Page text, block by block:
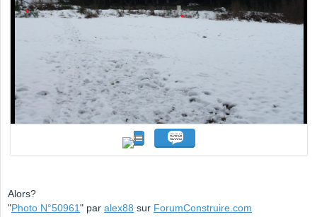
Alors?
"Photo N°50961" par alex88 sur ForumConstruire.com